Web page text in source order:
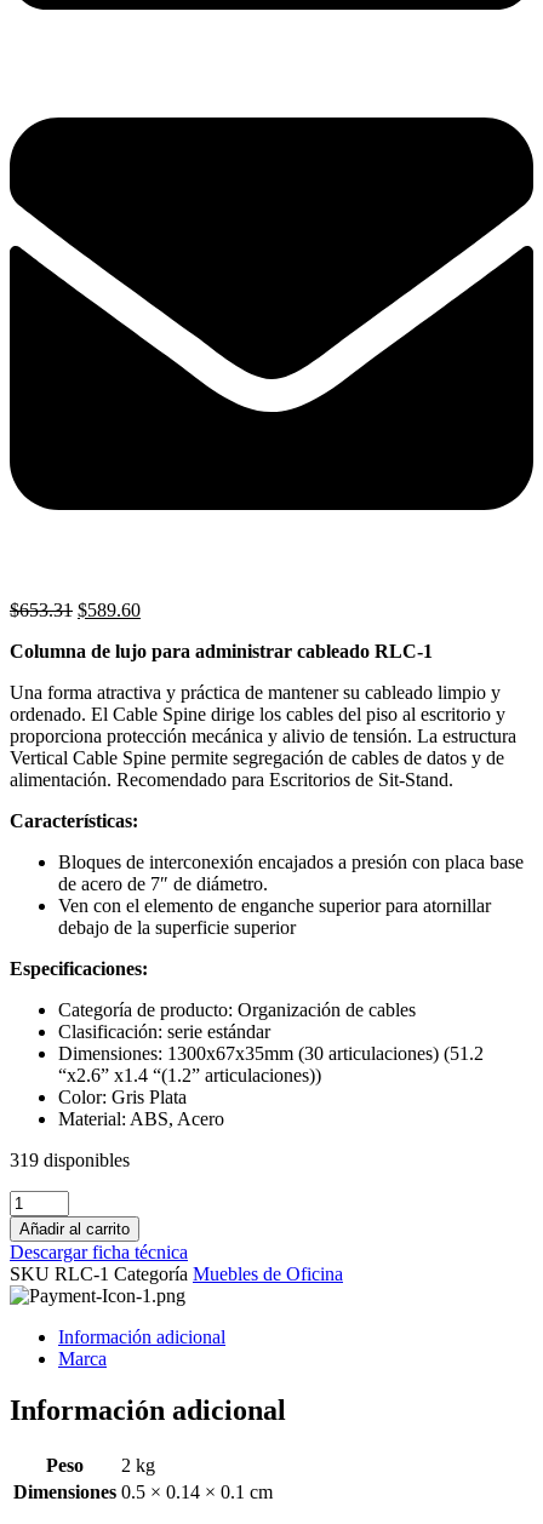
$653.31 El
original
$653.31.
$589.60El
actual
$589.60.
Columna de lujo para administrar cableado RLC-1
Una forma atractiva y práctica de mantener su cableado limpio y
ordenado. El Cable Spine dirige los cables del piso al escritorio y
proporciona protección mecánica y alivio de tensión. La estructura
Vertical Cable Spine permite segregación de cables de datos y de
alimentación. Recomendado para Escritorios de Sit-Stand.
Características:
Bloques de interconexión encajados a presión con placa base
de acero de 7″ de diámetro.
Ven con el elemento de enganche superior para atornillar
debajo de la superficie superior
Especificaciones:
Categoría de producto: Organización de cables
Clasificación: serie estándar
Dimensiones: 1300x67x35mm (30 articulaciones) (51.2
“x2.6” x1.4 “(1.2” articulaciones))
Color: Gris Plata
Material: ABS, Acero
319 disponibles
ORGANIZADOR
/
VERTEBRA
CABLES
REDLEAF
RLC-
130X6.7X3.5
cantidad
Añadir al carrito
Descargar ficha técnica
SKU RLC-1 Categoría Muebles de Oficina
Información adicional
Marca
Información adicional
Peso
2 kg
Dimensiones 0.5 × 0.14 × 0.1 cm